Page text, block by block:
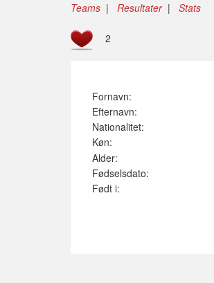
Teams | Resultater| Stats
2
Fornavn:
Efternavn:
Nationalitet:
Køn:
Alder:
Fødselsdato:
Født i: